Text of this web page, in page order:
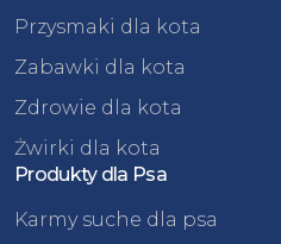
Przysmaki dla kota
Zabawki dla kota
Zdrowie dla kota
Żwirki dla kota
Produkty dla Psa
Karmy suche dla psa